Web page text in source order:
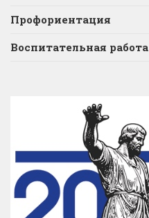
Профориентация
Воспитательная работа